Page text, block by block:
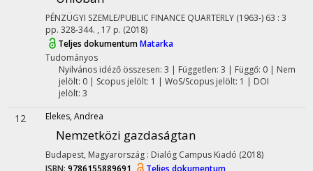
PÉNZÜGYI SZEMLE/PUBLIC FINANCE QUARTERLY (1963-) 63 : 3
pp. 328-344. , 17 p. (2018)
Teljes dokumentumMatarka
Tudományos
Nyilvános idéző összesen: 3 | Független: 3 | Függő: 0 | Nem
jelölt: 0 | Scopus jelölt: 1 | WoS/Scopus jelölt: 1 | DOI
jelölt: 3
12 Elekes, Andrea
Nemzetközi gazdaságtan
Budapest, Magyarország : Dialóg Campus Kiadó (2018)